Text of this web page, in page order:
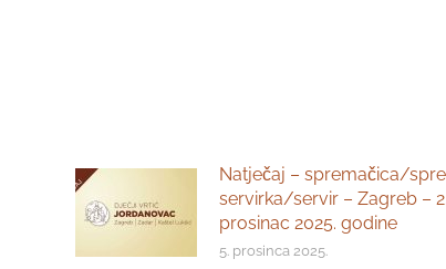
Natječaj – spremačica/
servirka/servir – Zagreb – 2.
prosinac 2025. godine
5. prosinca 2025.